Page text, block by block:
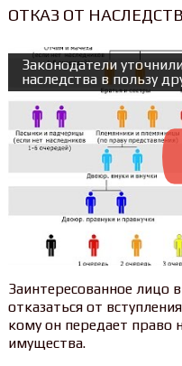
ОТКАЗ ОТ
Законодатели
наследства в пользу
Заинтересованное лицо
отказаться от
кому он передает право
имущества.